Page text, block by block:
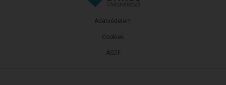
ÁSZF
Adatvédelem
Cookiek